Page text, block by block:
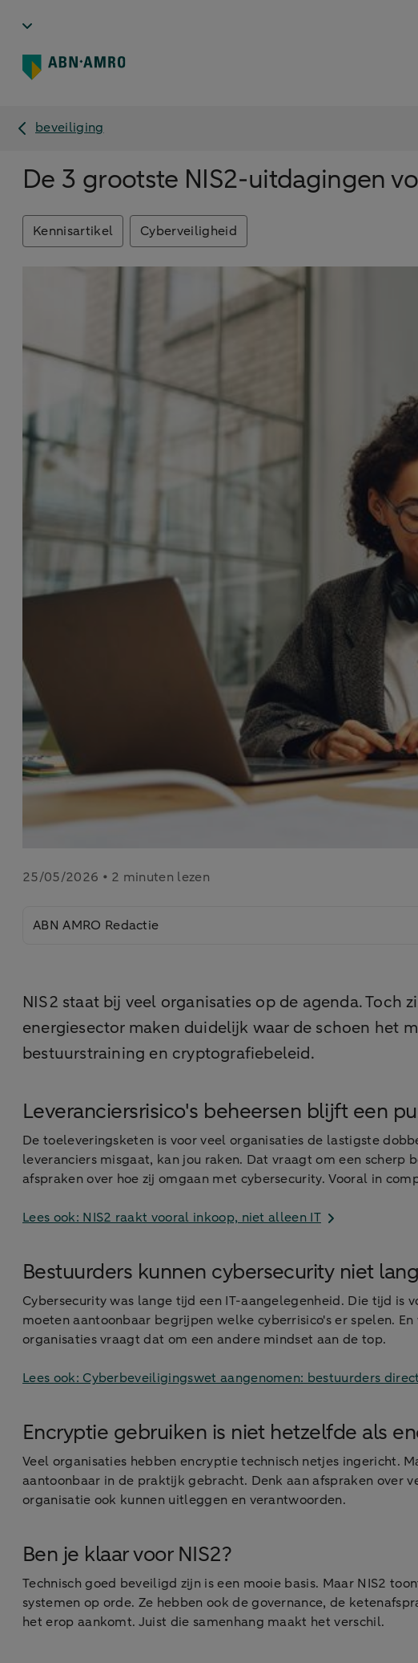
beveiliging
De 3 grootste NIS2-uitdagingen
Kennisartikel Cyberveiligheid
25/05/2026 • 2 minuten lezen
ABN AMRO Redactie
NIS2 staat bij veel organisaties op de agenda.
energiesector maken duidelijk waar de schoen het
bestuurstraining en cryptografiebeleid.
Leveranciersrisico's beheersen blijft een
De toeleveringsketen is voor veel organisaties de lastigste
leveranciers misgaat, kan jou raken. Dat vraagt om een
afspraken over hoe zij omgaan met cybersecurity. Vooral in
Lees ook: NIS2 raakt vooral inkoop, niet alleen IT
Bestuurders kunnen cybersecurity niet
Cybersecurity was lange tijd een IT-aangelegenheid. Die tijd
moeten aantoonbaar begrijpen welke cyberrisico's er spelen.
organisaties vraagt dat om een andere mindset aan de top.
Lees ook: Cyberbeveiligingswet aangenomen: bestuurders
Encryptie gebruiken is niet hetzelfde als
Veel organisaties hebben encryptie technisch netjes ingericht.
aantoonbaar in de praktijk gebracht. Denk aan afspraken
organisatie ook kunnen uitleggen en verantwoorden.
Ben je klaar voor NIS2?
Technisch goed beveiligd zijn is een mooie basis. Maar NIS2
systemen op orde. Ze hebben ook de governance, de
het erop aankomt. Juist die samenhang maakt het verschil.